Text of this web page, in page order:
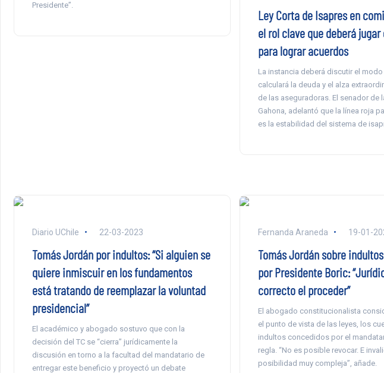
Presidente”.
Ley Corta de Isapres en
el rol clave que deberá jugar
para lograr acuerdos
La instancia deberá discutir el modo
calculará la deuda y el alza
de las aseguradoras. El senador de
Gahona, adelantó que la línea roja
es la estabilidad del sistema de
Diario UChile 22-03-2023
Tomás Jordán por indultos: “Si alguien se
quiere inmiscuir en los fundamentos
está tratando de reemplazar la voluntad
presidencial”
El académico y abogado sostuvo que con la
decisión del TC se “cierra” jurídicamente la
discusión en torno a la facultad del mandatario de
entregar este beneficio y proyectó un debate
Fernanda Araneda 19-01-
Tomás Jordán sobre
por Presidente Boric:
correcto el proceder”
El abogado constitucionalista
el punto de vista de las leyes, los
indultos concedidos por el
regla. “No es posible revocar. E
posibilidad muy compleja”, añade.